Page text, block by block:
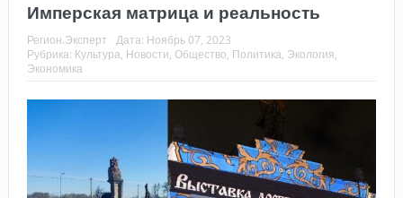
Имперская матрица и реальность
Регион.Эксперт Дата: Ноябрь 07, 2023
Рубрика: Культура Новости Общество Политика Экология
Экономика